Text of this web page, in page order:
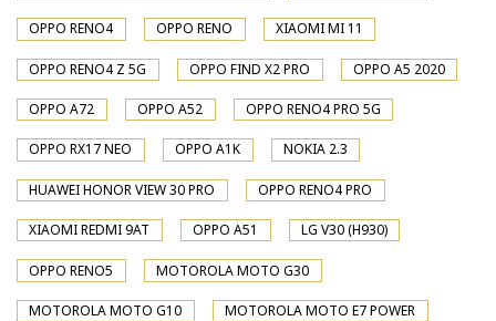
OPPO RENO4 OPPO RENO XIAOMI MI 11
OPPO RENO4 Z 5G OPPO FIND X2 PRO OPPO A5 2020
OPPO A72 OPPO A52 OPPO RENO4 PRO 5G
OPPO RX17 NEO OPPO A1K NOKIA 2.3
HUAWEI HONOR VIEW 30 PRO OPPO RENO4 PRO
XIAOMI REDMI 9AT OPPO A51 LG V30 (H930)
OPPO RENO5 MOTOROLA MOTO G30
MOTOROLA MOTO G10 MOTOROLA MOTO E7 POWER